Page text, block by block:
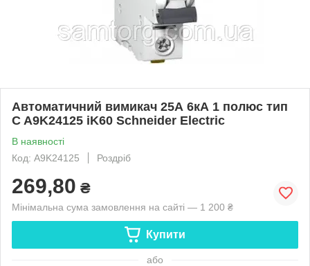
Автоматичний вимикач 25А 6кА 1 полюс тип
C A9K24125 iK60 Schneider Electric
В наявності
Код: A9K24125
Роздріб
269,80 ₴
Мінімальна сума замовлення на сайті — 1 200 ₴
Купити
або